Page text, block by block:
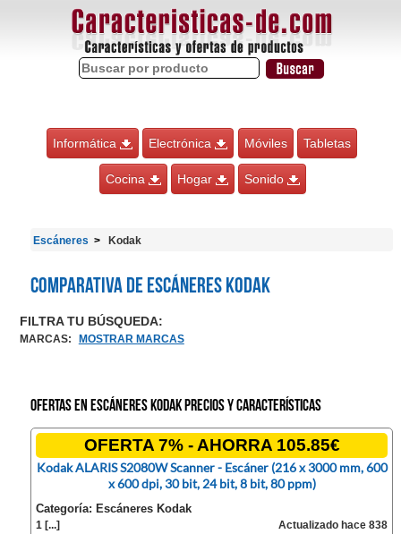
Informática Electrónica Móviles Tabletas
Cocina Hogar Sonido
Escáneres Kodak
Comparativa de Escáneres Kodak
FILTRA TU BÚSQUEDA:
MARCAS: MOSTRAR MARCAS
Ofertas en Escáneres Kodak precios y características
OFERTA 7% - AHORRA 105.85€
Kodak ALARIS S2080W Scanner - Escáner (216 x 3000 mm, 600
x 600 dpi, 30 bit, 24 bit, 8 bit, 80 ppm)
Categoría: Escáneres Kodak
1 [...]
Actualizado hace 838